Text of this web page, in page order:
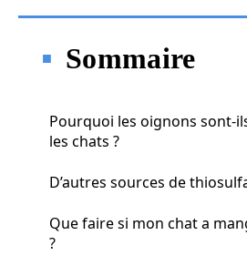
Sommaire
Pourquoi les oignons sont-
les chats ?
D’autres sources de
Que faire si mon chat a
?